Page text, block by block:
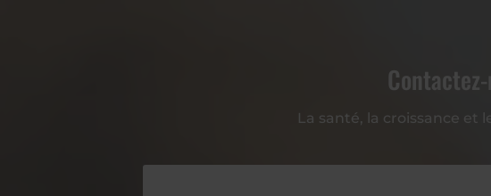
La santé, la croissance et